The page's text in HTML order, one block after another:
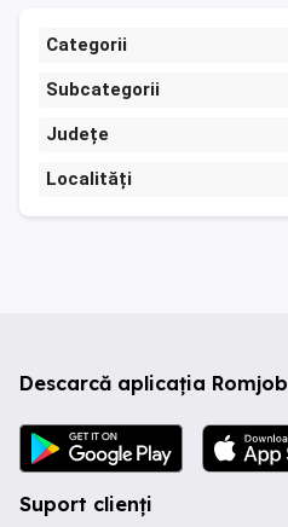
Categorii
Subcategorii
Județe
Localități
Descarcă aplicația Romjob
Suport clienți